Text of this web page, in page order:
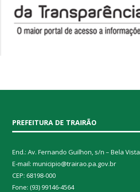
PREFEITURA DE TRAIRÃO
End.: Av. Fernando Guilhon, s/n – Bela Vista
E-mail: municipio@trairao.pa.gov.br
CEP: 68198-000
Fone: (93) 99146-4564